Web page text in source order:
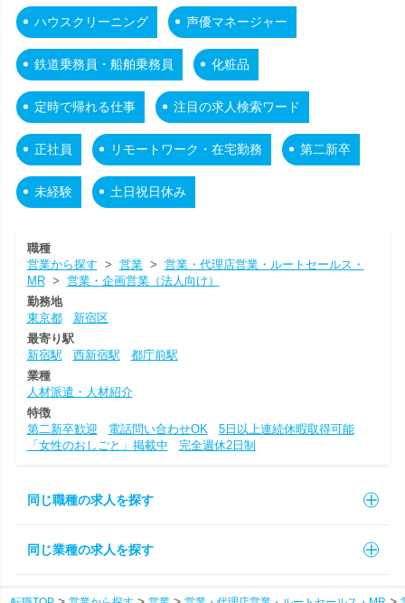
ハウスクリーニング 声優マネージャー
鉄道乗務員・船舶乗務員 化粧品
定時で帰れる仕事 注目の求人検索ワード
正社員 リモートワーク・在宅勤務 第二新卒
未経験 土日祝日休み
職種
営業から探す > 営業> 営業・代理店営業・ルートセールス・
MR> 営業・企画営業（法人向け）
勤務地
東京都
新宿区
最寄り駅
新宿駅
西新宿駅
都庁前駅
業種
人材派遣・人材紹介
特徴
第二新卒歓迎
電話問い合わせOK
5日以上連続休暇取得可能
「女性のおしごと」掲載中
完全週休2日制
同じ職種の求人を探す
同じ業種の求人を探す